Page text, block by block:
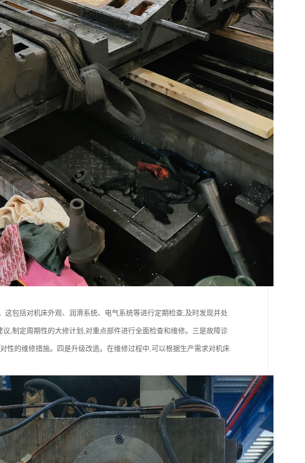
包括对机床外观、润滑系统、电气系统等进行定期检查,及时发现并处
,制定周期性的大修计划,对重点部件进行全面检查和维修。三是故障诊
性的维修措施。四是升级改造。在维修过程中,可以根据生产需求对机床